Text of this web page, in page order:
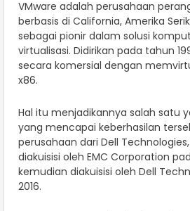
VMware adalah perusahaan
berbasis di California, Amerika
sebagai pionir dalam solusi
virtualisasi. Didirikan pada tahun
secara komersial dengan
x86.
Hal itu menjadikannya salah satu
yang mencapai keberhasilan
perusahaan dari Dell
diakuisisi oleh EMC Corporation
kemudian diakuisisi oleh Dell
2016.